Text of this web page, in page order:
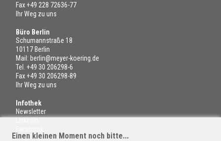
Fax +49 228 72636-77
Ihr Weg zu uns
Büro Berlin
Schumannstraße 18
10117 Berlin
Mail: berlin@meyer-koering.de
Tel. +49 30 206298-6
Fax +49 30 206298-89
Ihr Weg zu uns
Infothek
Newsletter
LinkedIn
Einen kleinen Moment noch bitte...